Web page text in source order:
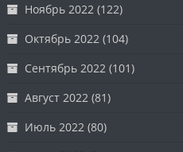
Ноябрь 2022 (122)
Октябрь 2022 (104)
Сентябрь 2022 (101)
Август 2022 (81)
Июль 2022 (80)